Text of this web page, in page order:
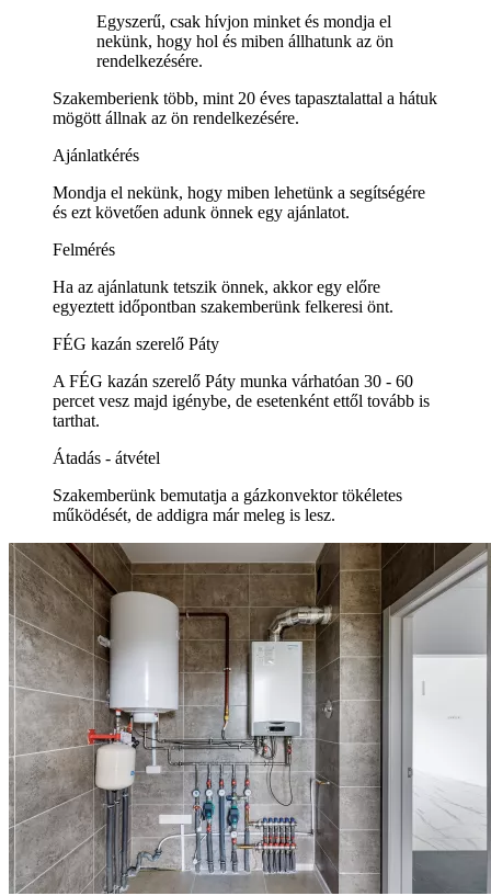
Egyszerű, csak hívjon minket és mondja el
nekünk, hogy hol és miben állhatunk az ön
rendelkezésére.
Szakemberienk több, mint 20 éves tapasztalattal a hátuk
mögött állnak az ön rendelkezésére.
Ajánlatkérés
Mondja el nekünk, hogy miben lehetünk a segítségére
és ezt követően adunk önnek egy ajánlatot.
Felmérés
Ha az ajánlatunk tetszik önnek, akkor egy előre
egyeztett időpontban szakemberünk felkeresi önt.
FÉG kazán szerelő Páty
A FÉG kazán szerelő Páty munka várhatóan 30 - 60
percet vesz majd igénybe, de esetenként ettől tovább is
tarthat.
Átadás - átvétel
Szakemberünk bemutatja a gázkonvektor tökéletes
működését, de addigra már meleg is lesz.